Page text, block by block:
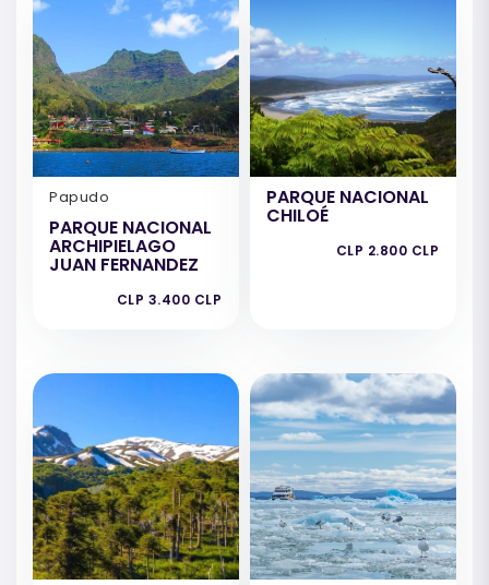
Papudo
PARQUE NACIONAL
ARCHIPIELAGO
JUAN FERNANDEZ
CLP 3.400 CLP
PARQUE NACIONAL
CHILOÉ
CLP 2.800 CLP